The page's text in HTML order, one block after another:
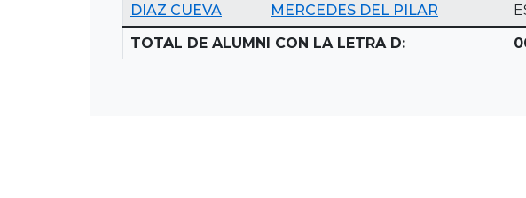
DIAZ CUEVA
MERCEDES DEL PILAR
TOTAL DE ALUMNI CON LA LETRA D: